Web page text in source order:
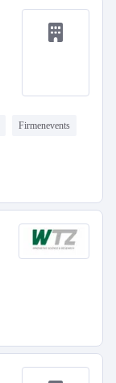
Firmenevents